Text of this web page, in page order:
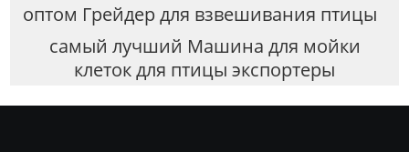
оптом Грейдер для взвешивания птицы
самый лучший Машина для мойки
клеток для птицы экспортеры